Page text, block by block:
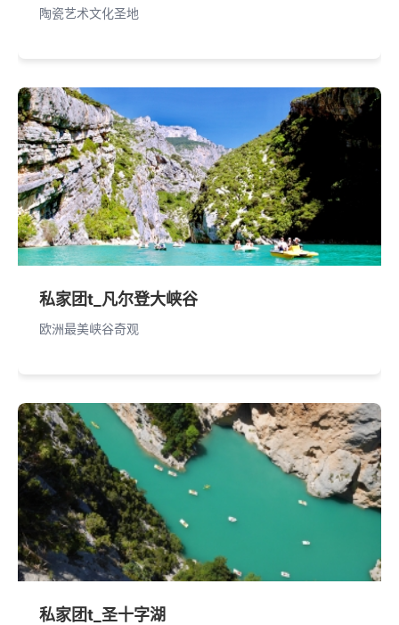
陶瓷艺术文化圣地
私家团t_凡尔登大峡谷
欧洲最美峡谷奇观
私家团t_圣十字湖